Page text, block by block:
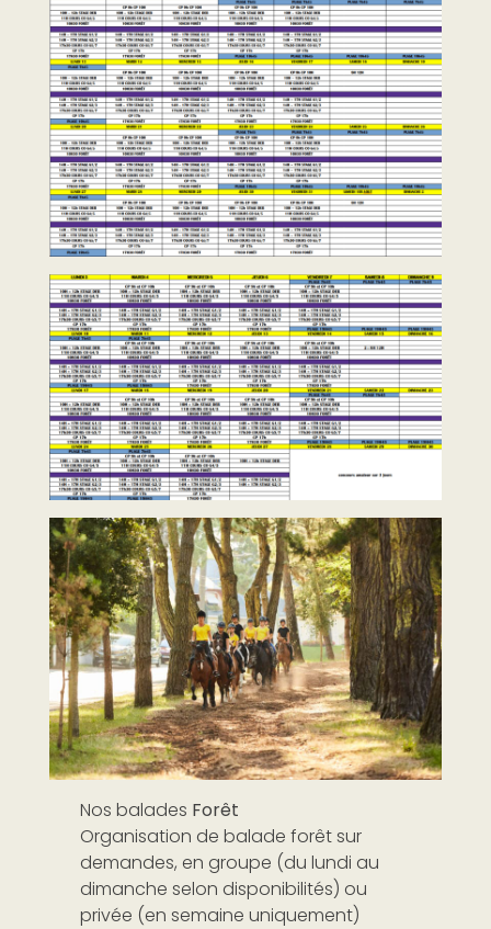
Nos balades Forêt
Organisation de balade forêt sur
demandes, en groupe (du lundi au
dimanche selon disponibilités) ou
privée (en semaine uniquement)